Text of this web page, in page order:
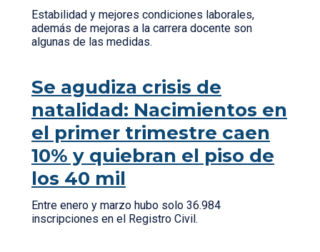
Estabilidad y mejores condiciones laborales,
además de mejoras a la carrera docente son
algunas de las medidas.
Se agudiza crisis de
natalidad: Nacimientos en
el primer trimestre caen
10% y quiebran el piso de
los 40 mil
Entre enero y marzo hubo solo 36.984
inscripciones en el Registro Civil.